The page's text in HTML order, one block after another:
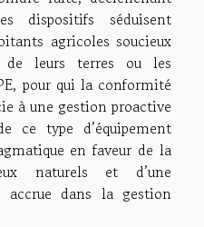
dispositifs séduisent
agricoles soucieux
de leurs terres ou les
pour qui la conformité
à une gestion proactive
ce type d’équipement
en faveur de la
naturels et d’une
accrue dans la gestion